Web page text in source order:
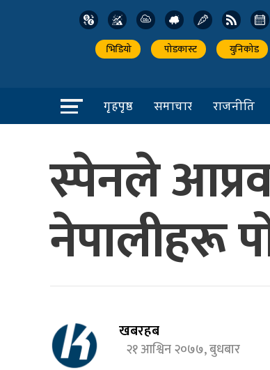
भिडियो पोडकास्ट युनिकोड
गृहपृष्ठ समाचार राजनीति
स्पेनले
नेपालीहरू
खबरहब
२१ आश्विन २०७७, बुधबार